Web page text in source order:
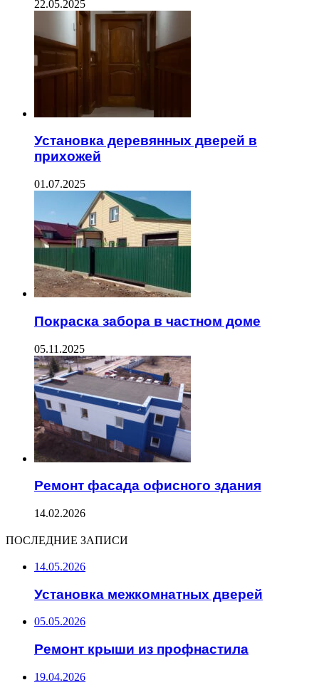
22.05.2025
Установка деревянных дверей в
прихожей
01.07.2025
Покраска забора в частном доме
05.11.2025
Ремонт фасада офисного здания
14.02.2026
ПОСЛЕДНИЕ ЗАПИСИ
14.05.2026
Установка межкомнатных дверей
05.05.2026
Ремонт крыши из профнастила
19.04.2026